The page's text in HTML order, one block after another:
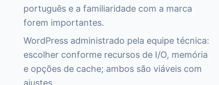
português e a familiaridade com a marca
forem importantes.
WordPress administrado pela equipe técnica:
escolher conforme recursos de I/O, memória
e opções de cache; ambos são viáveis com
ajustes.